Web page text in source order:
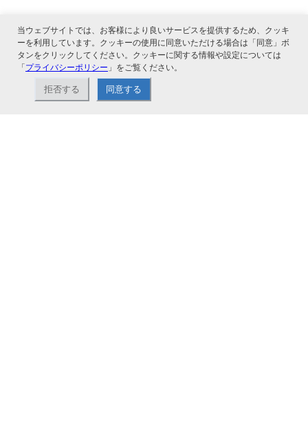
当ウェブサイトでは、お客様により良いサービスを提供するため、クッキ
ーを利用しています。クッキーの使用に同意いただける場合は「同意」ボ
タンをクリックしてください。クッキーに関する情報や設定については
「プライバシーポリシー 」をご覧ください。
拒否する 同意する